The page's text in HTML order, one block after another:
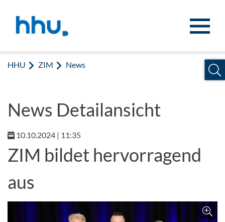
HHU ZIM News
News Detailansicht
10.10.2024 | 11:35
ZIM bildet hervorragend
aus